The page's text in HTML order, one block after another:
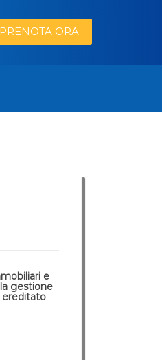
PRENOTA ORA
e
gestione
ereditato